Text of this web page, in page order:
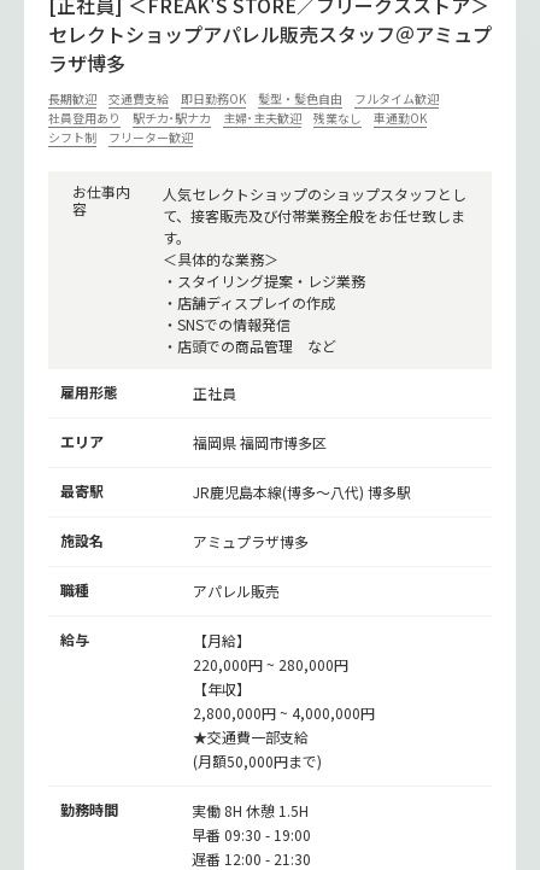
セレクトショップアパレル販売スタッフ＠アミュプ
ラザ博多
長期歓迎 交通費支給 即日勤務OK 髪型・髪色自由
フルタイム歓迎
社員登用あり
駅チカ･駅ナカ 主婦･主夫歓迎 残業なし
車通勤OK
シフト制
フリーター歓迎
お仕事内
容
人気セレクトショップのショップスタッフとし
て、接客販売及び付帯業務全般をお任せ致しま
す。
＜具体的な業務＞
・スタイリング提案・レジ業務
・店舗ディスプレイの作成
・SNSでの情報発信
・店頭での商品管理 など
雇用形態 正社員
エリア 福岡県 福岡市博多区
最寄駅 JR鹿児島本線(博多～八代)博多駅
施設名 アミュプラザ博多
職種 アパレル販売
給与
【月給】
220,000円 ~ 280,000円
【年収】
2,800,000円 ~ 4,000,000円
★交通費一部支給
(月額50,000円まで)
勤務時間
実働 8H 休憩 1.5H
早番 09:30 - 19:00
遅番 12:00 - 21:30